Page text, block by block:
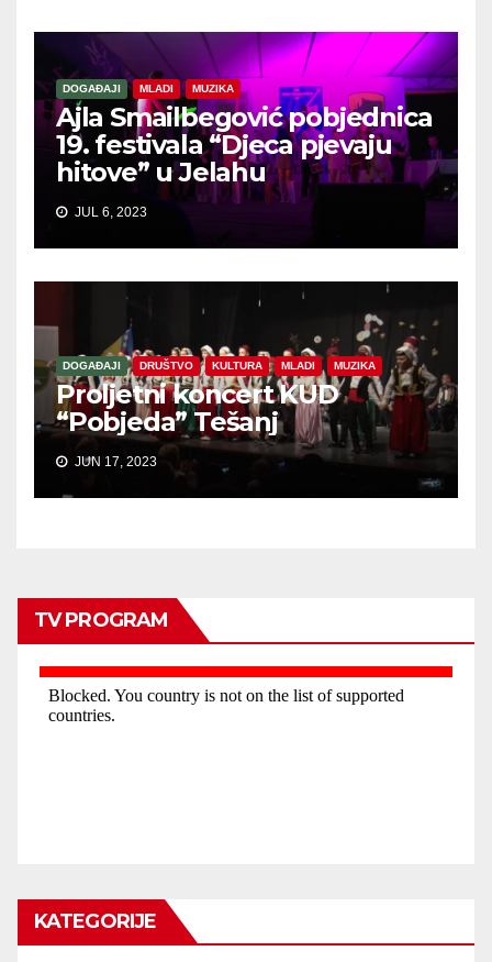
DOGAĐAJI MLADI MUZIKA
Ajla Smailbegović pobjednica
19. festivala “Djeca pjevaju
hitove” u Jelahu
JUL 6, 2023
DOGAĐAJI DRUŠTVO KULTURA MLADI MUZIKA
Proljetni koncert KUD
“Pobjeda” Tešanj
JUN 17, 2023
TV PROGRAM
KATEGORIJE